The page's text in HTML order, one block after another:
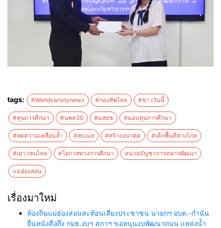
tags: #Worldvarietynews #กองทัพไทย #ข่าววันนี้
#ทุนการศึกษา #นพค36 #มสยช #มอบทุนการศึกษา
#ลดความเหลื่อมล้ำ #สบเมย #สร้างอนาคต #เด็กพื้นที่ห่างไกล
#เยาวชนไทย #โอกาสทางการศึกษา หน่วยบัญชาการทหารพัฒนา
แม่ฮ่องสอน
เรื่องมาใหม่
ท้องถิ่นแม่ฮ่องสอนสะท้อนเสียงประชาชน นายกฯ อบต.-กำนัน
ยื่นหนังสือถึง กมธ.งบฯ สภาฯ ขอหนุนงบพัฒนาถนน แหล่งน้ำ